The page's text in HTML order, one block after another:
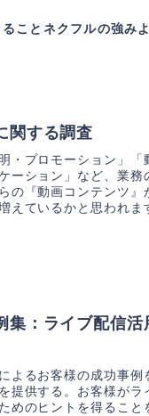
こと ネクフルの強み
関する調査
・プロモーション」
ーション」など、業
の『動画コンテンツ』
えているかと思われま
集：ライブ配信活
よるお客様の成功事例
提供する。お客様がラ
めのヒントを得ること